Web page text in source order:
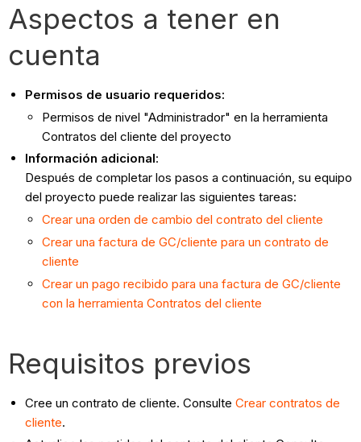
Aspectos a tener en
cuenta
Permisos de usuario requeridos:
Permisos de nivel "Administrador" en la herramienta
Contratos del cliente del proyecto
Información adicional:
Después de completar los pasos a continuación, su equipo
del proyecto puede realizar las siguientes tareas:
Crear una orden de cambio del contrato del cliente
Crear una factura de GC/cliente para un contrato de
cliente
Crear un pago recibido para una factura de GC/cliente
con la herramienta Contratos del cliente
Requisitos previos
Cree un contrato de cliente. ConsulteCrear contratos de
cliente.